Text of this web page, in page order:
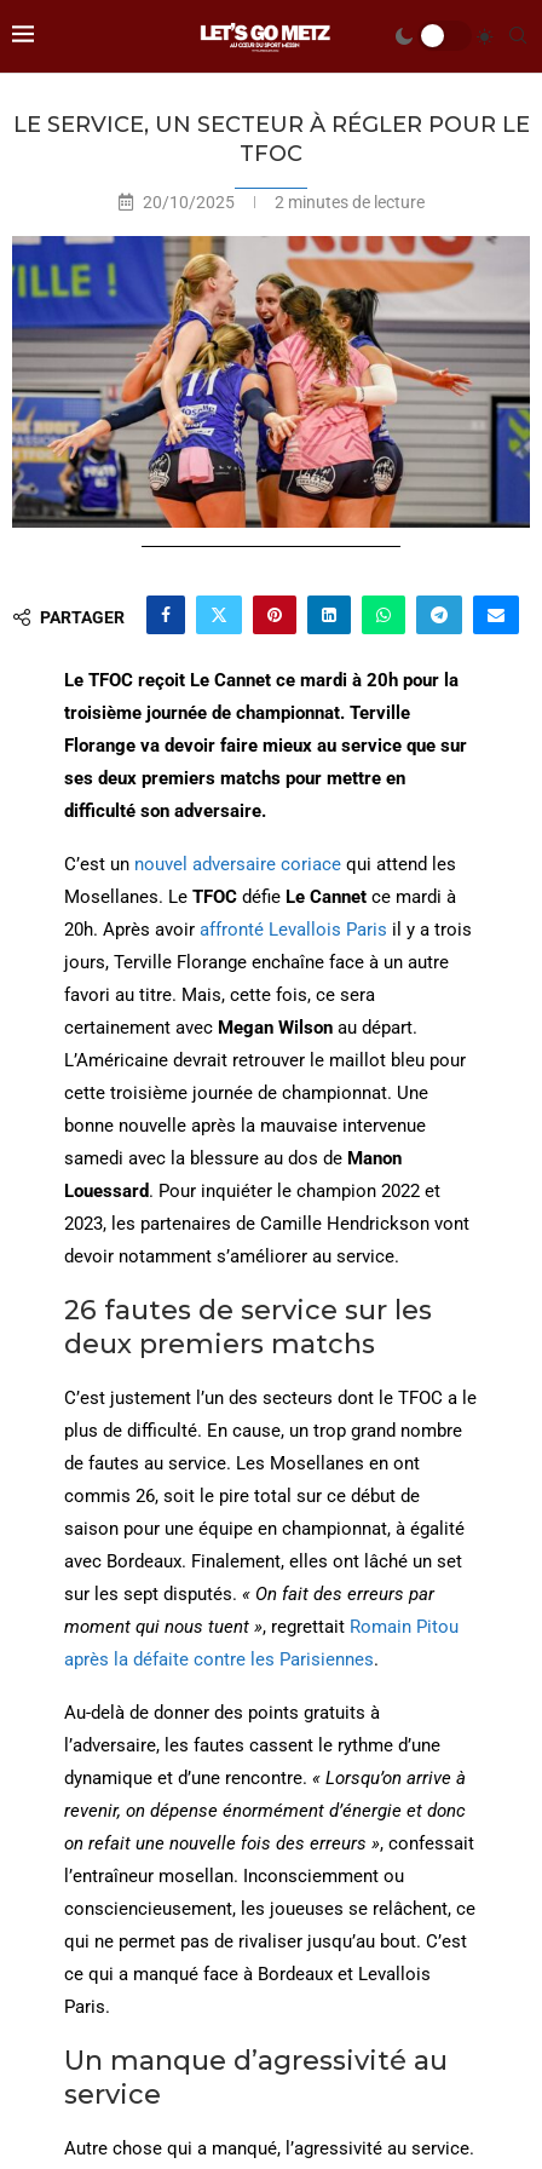
LE SERVICE, UN SECTEUR À RÉGLER POUR LE
TFOC
20/10/2025 2 minutes de lecture
PARTAGER
Le TFOC reçoit Le Cannet ce mardi à 20h pour la
troisième journée de championnat. Terville
Florange va devoir faire mieux au service que sur
ses deux premiers matchs pour mettre en
difficulté son adversaire.
C’est un nouvel adversaire coriacequi attend les
Mosellanes. Le TFOCdéfie Le Cannetce mardi à
20h. Après avoir affronté Levallois Paris il y a trois
jours, Terville Florange enchaîne face à un autre
favori au titre. Mais, cette fois, ce sera
certainement avec Megan Wilsonau départ.
L’Américaine devrait retrouver le maillot bleu pour
cette troisième journée de championnat. Une
bonne nouvelle après la mauvaise intervenue
samedi avec la blessure au dos de Manon
Louessard. Pour inquiéter le champion 2022 et
2023, les partenaires de Camille Hendrickson vont
devoir notamment s’améliorer au service.
26 fautes de service sur les
deux premiers matchs
C’est justement l’un des secteurs dont le TFOC a le
plus de difficulté. En cause, un trop grand nombre
de fautes au service. Les Mosellanes en ont
commis 26, soit le pire total sur ce début de
saison pour une équipe en championnat, à égalité
avec Bordeaux. Finalement, elles ont lâché un set
sur les sept disputés. « On fait des erreurs par
moment qui nous tuent », regrettait Romain Pitou
après la défaite contre les Parisiennes.
Au-delà de donner des points gratuits à
l’adversaire, les fautes cassent le rythme d’une
dynamique et d’une rencontre. « Lorsqu’on arrive à
revenir, on dépense énormément d’énergie et donc
on refait une nouvelle fois des erreurs », confessait
l’entraîneur mosellan. Inconsciemment ou
consciencieusement, les joueuses se relâchent, ce
qui ne permet pas de rivaliser jusqu’au bout. C’est
ce qui a manqué face à Bordeaux et Levallois
Paris.
Un manque d’agressivité au
service
Autre chose qui a manqué, l’agressivité au service.